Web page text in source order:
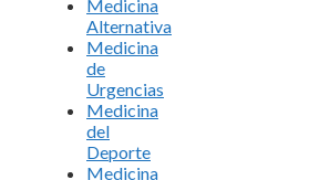
Medicina
Alternativa
Medicina
de
Urgencias
Medicina
del
Deporte
Medicina